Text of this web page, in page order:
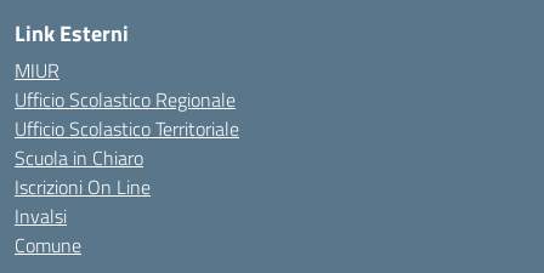
Link Esterni
MIUR
Ufficio Scolastico Regionale
Ufficio Scolastico Territoriale
Scuola in Chiaro
Iscrizioni On Line
Invalsi
Comune